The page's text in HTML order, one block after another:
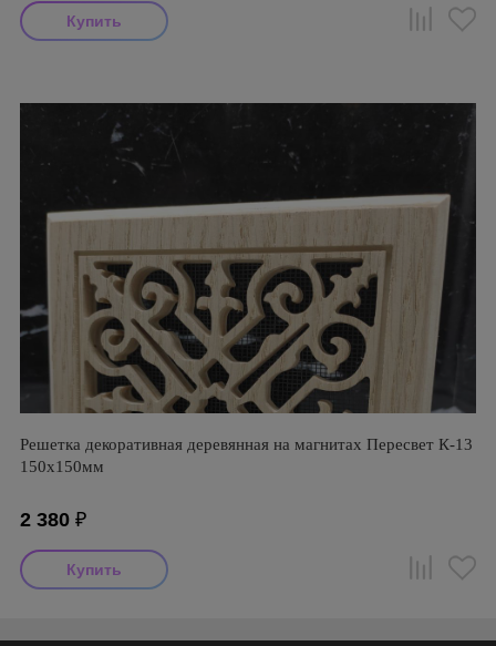
Решетка декоративная деревянная на магнитах Пересвет К-13
150х150мм
2 380 ₽